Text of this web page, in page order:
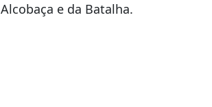
e da Batalha.